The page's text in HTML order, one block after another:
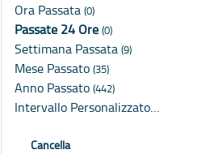
Ora Passata (0)
Passate 24 Ore (0)
Settimana Passata (9)
Mese Passato (35)
Anno Passato (442)
Intervallo Personalizzato…
Cancella